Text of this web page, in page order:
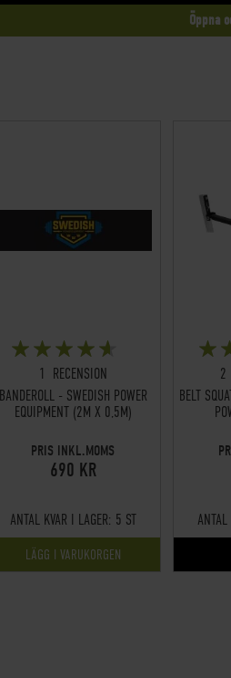
Öppna
BETYG:
90%
1
RECENSION
BANDEROLL - SWEDISH POWER
EQUIPMENT (2M X 0,5M)
PRIS INKL.MOMS
690 KR
ANTAL KVAR I LAGER: 5 ST
LÄGG I VARUKORGEN
BETYG:
2
BELT